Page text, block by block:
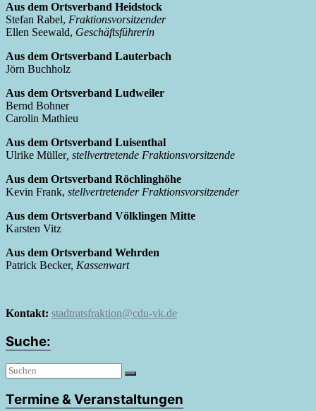
Aus dem Ortsverband Heidstock
Stefan Rabel, Fraktionsvorsitzender
Ellen Seewald, Geschäftsführerin
Aus dem Ortsverband Lauterbach
Jörn Buchholz
Aus dem Ortsverband Ludweiler
Bernd Bohner
Carolin Mathieu
Aus dem Ortsverband Luisenthal
Ulrike Müller, stellvertretende Fraktionsvorsitzende
Aus dem Ortsverband Röchlinghöhe
Kevin Frank, stellvertretender Fraktionsvorsitzender
Aus dem Ortsverband Völklingen Mitte
Karsten Vitz
Aus dem Ortsverband Wehrden
Patrick Becker, Kassenwart
Kontakt: stadtratsfraktion@cdu-vk.de
Suche:
Termine & Veranstaltungen